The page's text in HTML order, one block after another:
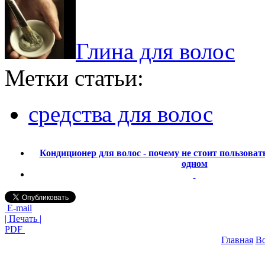
Глина для волос
Метки статьи:
средства для волос
Кондиционер для волос - почему не стоит
одном
E-mail
| Печать |
PDF
Главная